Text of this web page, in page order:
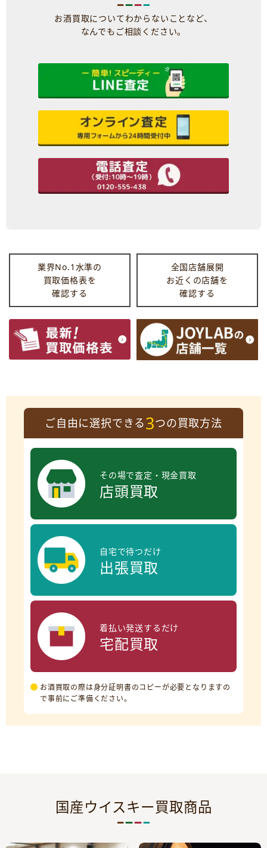
お酒買取についてわからないことなど、
なんでもご相談ください。
業界No.1水準の
買取価格表を
確認する
全国店舗展開
お近くの店舗を
確認する
ご自由に選択できる3つの買取方法
その場で査定・現金買取
店頭買取
自宅で待つだけ
出張買取
着払い発送するだけ
宅配買取
お酒買取の際は身分証明書のコピーが必要となりますの
で事前にご準備ください。
国産ウイスキー買取商品